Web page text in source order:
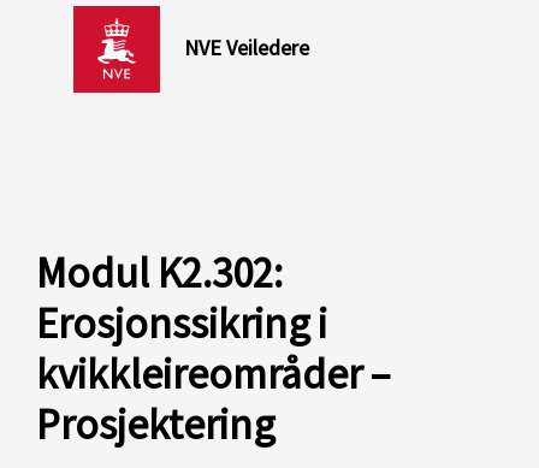
NVE Veiledere
Modul K2.302:
Erosjonssikring i
kvikkleireområder –
Prosjektering